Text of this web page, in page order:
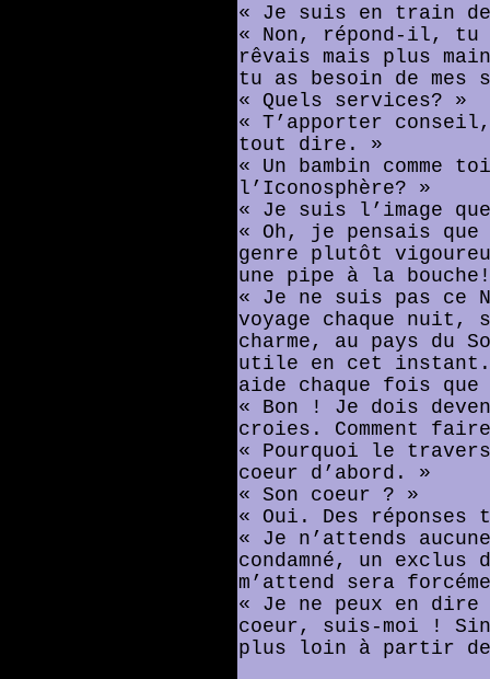
« Je suis en train
« Non, répond-il, tu
rêvais mais plus
tu as besoin de mes
« Quels services? »
« T’apporter
tout dire. »
« Un bambin comme
l’Iconosphère? »
« Je suis l’image
« Oh, je pensais
genre plutôt
une pipe à la
« Je ne suis pas ce
voyage chaque nuit,
charme, au pays du
utile en cet instant.
aide chaque fois
« Bon ! Je dois
croies. Comment
« Pourquoi le
coeur d’abord. »
« Son coeur ? »
« Oui. Des réponses
« Je n’attends
condamné, un
m’attend sera
« Je ne peux en
coeur, suis-moi !
plus loin à partir